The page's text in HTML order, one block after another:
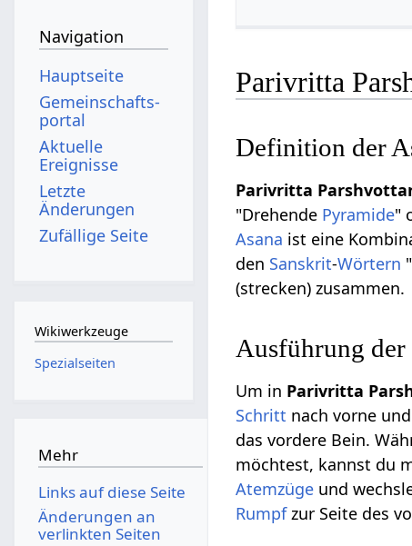
Parivritta
Definition der
Parivritta
"Drehende Pyramide"
Asana ist eine
den Sanskrit-Wörtern "
(strecken) zusammen.
Ausführung
Um in Parivritta
Schritt nach vorne
das vordere Bein.
möchtest, kannst du
Atemzüge und
Rumpfzur Seite des
Navigation
Hauptseite
Gemeinschafts­
portal
Aktuelle
Ereignisse
Letzte
Änderungen
Zufällige Seite
Wikiwerkzeuge
Spezialseiten
Mehr
Links auf diese Seite
Änderungen an
verlinkten Seiten